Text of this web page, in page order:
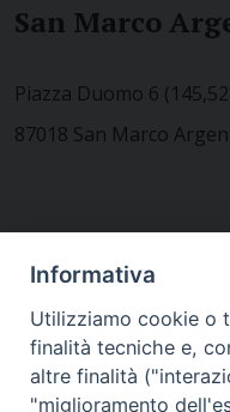
San Marco
Piazza Duomo 6
87018 San Marco
MODULISTICA
Informativa
Utilizziamo cookie o
finalità tecniche e,
altre finalità
"miglioramento